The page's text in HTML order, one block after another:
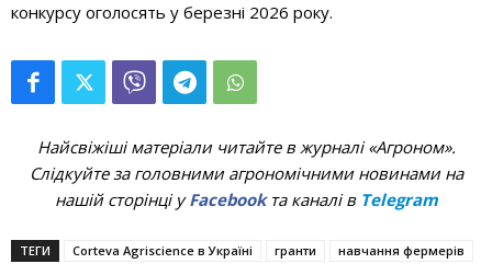
конкурсу оголосять у березні 2026 року.
Найсвіжіші матеріали читайте в журналі «Агроном».
Слідкуйте за головними агрономічними новинами на
нашій сторінці уFacebookта каналі в Telegram
ТЕГИ Corteva Agriscience в Україні гранти навчання фермерів